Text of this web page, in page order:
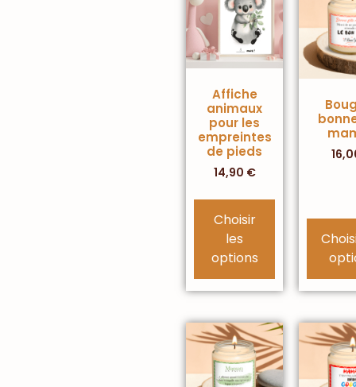
Affiche
animaux
pour les
empreintes
de pieds
14,90 €
Choisir
les
options